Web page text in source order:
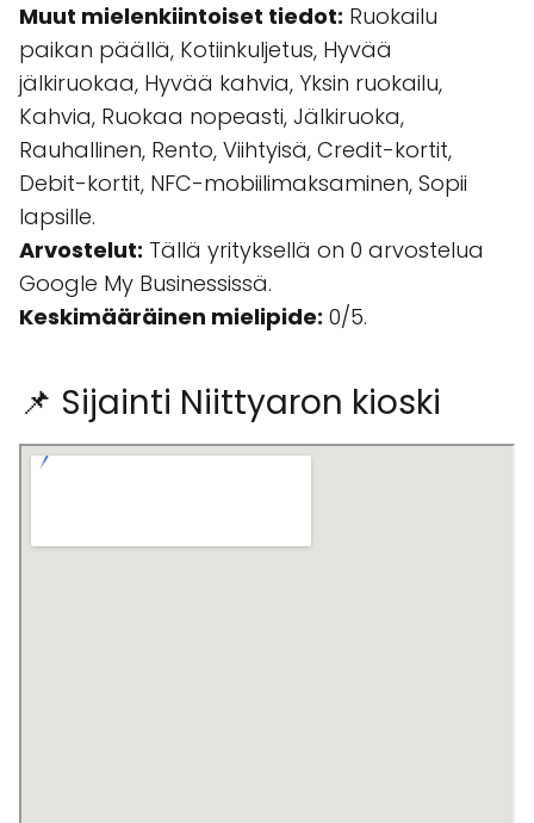
Muut mielenkiintoiset tiedot: Ruokailu
paikan päällä, Kotiinkuljetus, Hyvää
jälkiruokaa, Hyvää kahvia, Yksin ruokailu,
Kahvia, Ruokaa nopeasti, Jälkiruoka,
Rauhallinen, Rento, Viihtyisä, Credit-kortit,
Debit-kortit, NFC-mobiilimaksaminen, Sopii
lapsille.
Arvostelut: Tällä yrityksellä on 0 arvostelua
Google My Businessissä.
Keskimääräinen mielipide: 0/5.
📌 Sijainti Niittyaron kioski